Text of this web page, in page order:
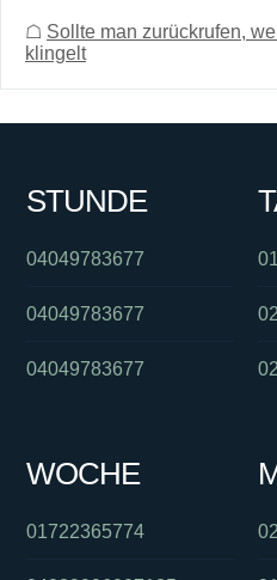
☖ Sollte man zurückrufen,
klingelt
STUNDE
04049783677
04049783677
04049783677
WOCHE
01722365774